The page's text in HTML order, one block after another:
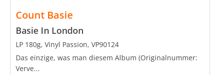
Count Basie
Basie In London
LP 180g, Vinyl Passion, VP90124
Das einzige, was man diesem Album (Originalnummer:
Verve...